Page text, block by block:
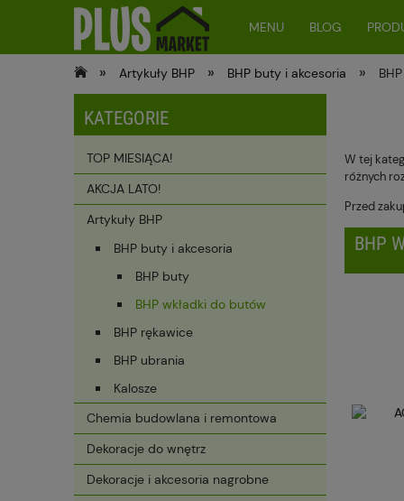
MENU BLOG
» Artykuły BHP » BHP buty i akcesoria »
KATEGORIE
TOP MIESIĄCA!
AKCJA LATO!
Artykuły BHP
BHP buty i akcesoria
BHP buty
BHP wkładki do butów
BHP rękawice
BHP ubrania
Kalosze
Chemia budowlana i remontowa
Dekoracje do wnętrz
Dekoracje i akcesoria nagrobne
W tej
różnych
Przed
BHP